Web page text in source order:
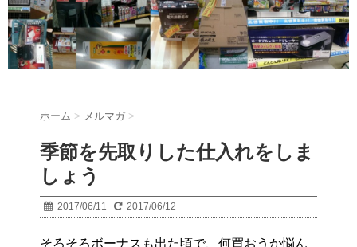
ホーム > メルマガ >
季節を先取りした仕入れをしま
しょう
2017/06/11 2017/06/12
そろそろボーナスも出た頃で、何買おうか悩ん